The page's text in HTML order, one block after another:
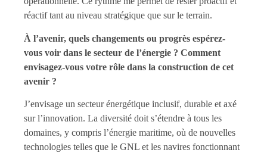
réactif tant au niveau stratégique que sur le terrain.
À l’avenir, quels changements ou progrès espérez-
vous voir dans le secteur de l’énergie ? Comment
envisagez-vous votre rôle dans la construction de cet
avenir ?
J’envisage un secteur énergétique inclusif, durable et axé
sur l’innovation. La diversité doit s’étendre à tous les
domaines, y compris l’énergie maritime, où de nouvelles
technologies telles que le GNL et les navires fonctionnant